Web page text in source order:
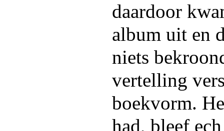
daardoor
album uit en
niets
vertelling
boekvorm.
had, bleef